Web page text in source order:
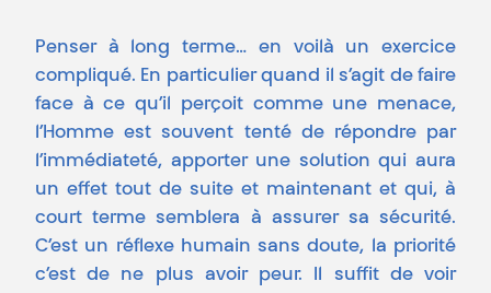
Penser à long terme… en voilà un exercice
compliqué. En particulier quand il s’agit de faire
face à ce qu’il perçoit comme une menace,
l’Homme est souvent tenté de répondre par
l’immédiateté, apporter une solution qui aura
un effet tout de suite et maintenant et qui, à
court terme semblera à assurer sa sécurité.
C’est un réflexe humain sans doute, la priorité
c’est de ne plus avoir peur. Il suffit de voir